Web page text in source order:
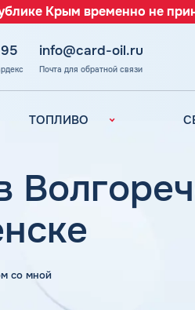
Крым временно не
info@card-oil.ru
Почта для обратной связи
ТОПЛИВО
Бензин
топливо
Топливные бренды
Наши города
со мной